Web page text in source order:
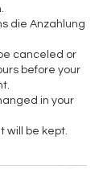
die Anzahlung
canceled or
before your
in your
will be kept.